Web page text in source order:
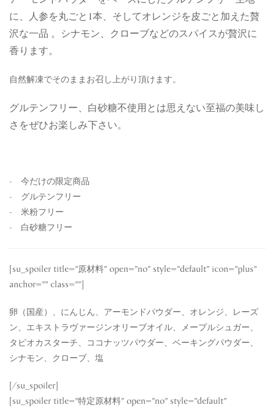
に、人参を丸ごと1本、そしてオレンジを皮ごと加えた贅
沢な一品 。シナモン、クローブなどのスパイスが贅沢に
香ります。
自然解凍でそのままお召し上がり頂けます。
グルテンフリー、白砂糖不使用とは思えない至福の美味し
さをぜひお楽しみ下さい。
- 今だけの限定商品
- グルテンフリー
- 米粉フリー
- 白砂糖フリー
[su_spoiler title=”原材料” open=”no” style=”default” icon=”plus”
anchor=”” class=””]
卵（国産）、にんじん、アーモンドパウダー、オレンジ、レーズ
ン、エキストラヴァージンオリーブオイル、メープルシュガー、
タピオカスターチ、ココナッツパウダー、ベーキングパウダー、
シナモン、クローブ、塩
[/su_spoiler]
[su_spoiler title=”特定原材料” open=”no” style=”default”